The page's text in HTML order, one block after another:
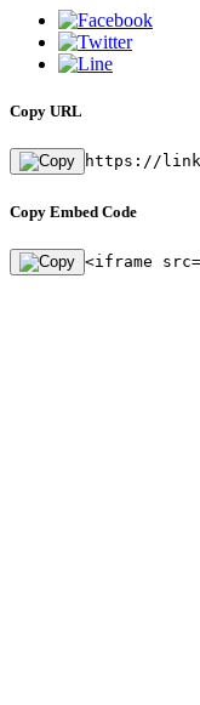
Copy URL
https://
Copy Embed Code
<iframe